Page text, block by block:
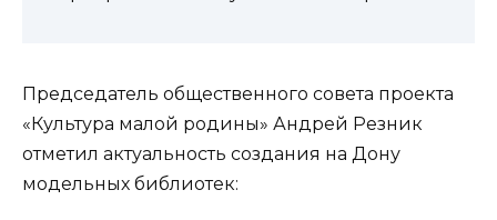
Председатель общественного совета проекта
«Культура малой родины» Андрей Резник
отметил актуальность создания на Дону
модельных библиотек: